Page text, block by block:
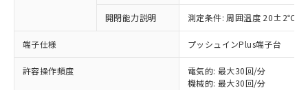
開閉能力説明 測定条件: 周囲温度 20±2℃、
端子仕様 プッシュインPlus端子台
許容操作頻度
電気的: 最大30回/分
機械的: 最大30回/分
以下の条件をお読みいただき、同意のうえ
ご利用ください。
本サービスは、当社制御機器事業取扱
商品の当社在庫状況および標準価格
対応予定なし：EU RoHS指令（10物質）の
非含有に非対応の商品で、対応品を出す予
定はありません。
調査・確認中：EU RoHS指令（10物質）の
非含有の対応状況を調査中または確認中の
※1 中国RoHS○×表